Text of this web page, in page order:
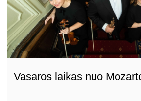
Vasaros laikas nuo